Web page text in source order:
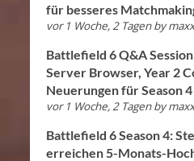
für besseres
vor 1 Woche, 2 Tagen bymaxx
Battlefield 6 Q&A
Server Browser, Year 2
Neuerungen für Season
vor 1 Woche, 2 Tagen bymaxx
Battlefield 6 Season 4:
erreichen 5-Monats-